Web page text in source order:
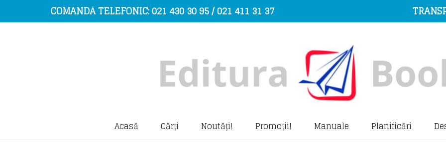
COMANDĂ TELEFONIC: 021 430 30 95 / 021 411 31 37
Acasă Cărți Noutăți! Promoții! Manuale Planificări